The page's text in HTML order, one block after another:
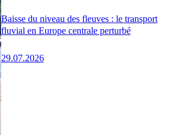
Baisse du niveau des fleuves : le transport
fluvial en Europe centrale perturbé
29.07.2026